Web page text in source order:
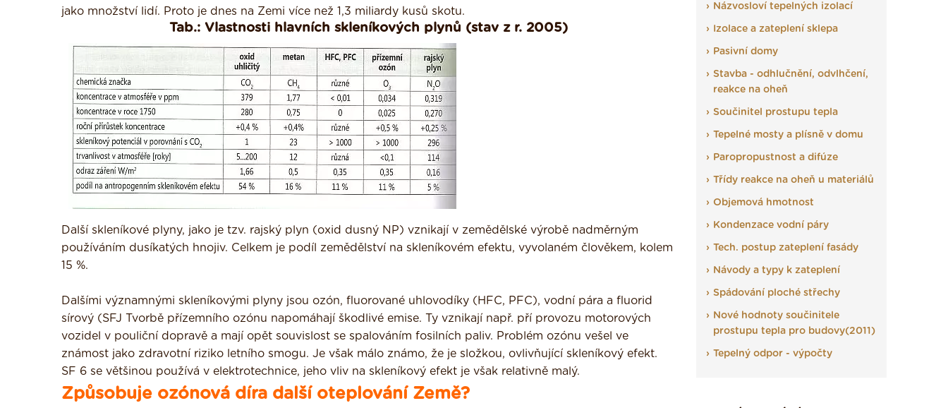
jako množství lidí. Proto je dnes na Zemi více než 1,3 miliardy kusů skotu.
Tab.: Vlastnosti hlavních skleníkových plynů (stav z r. 2005)
Další skleníkové plyny, jako je tzv. rajský plyn (oxid dusný NP) vznikají v zemědělské výrobě nadměr­ným
používáním dusíkatých hnojiv. Celkem je podíl zemědělství na skleníkovém efektu, vyvolaném člověkem, kolem
15 %.
Dalšími významnými skleníkovými plyny jsou ozón, fluorované uhlovodíky (HFC, PFC), vodní pára a fluorid
sírový (SFJ Tvorbě přízemního ozónu napomáhají škodlivé emise. Ty vznikají např. pří provozu motorových
vozidel v pouliční dopravě a mají opět souvislost se spalováním fosilních paliv. Problém ozónu vešel ve
známost jako zdravotní riziko letního smogu. Je však málo známo, že je složkou, ovlivňující skleníkový efekt.
SF 6 se většinou používá v elektrotechnice, jeho vliv na skleníkový efekt je však relativně malý.
Způsobuje ozónová díra další oteplování Země?
Názvosloví tepelných izolací
Izolace a zateplení sklepa
Pasivní domy
Stavba - odhlučnění, odvlhčení,
reakce na oheň
Součinitel prostupu tepla
Tepelné mosty a plísně v domu
Paropropustnost a difúze
Třídy reakce na oheň u materiálů
Objemová hmotnost
Kondenzace vodní páry
Tech. postup zateplení fasády
Návody a typy k zateplení
Spádování ploché střechy
Nové hodnoty součinitele
prostupu tepla pro budovy(2011)
Tepelný odpor - výpočty